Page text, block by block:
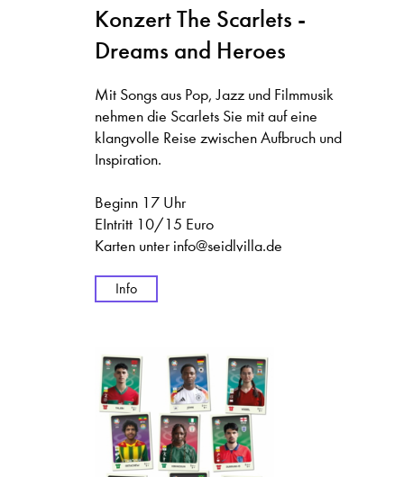
Konzert The Scarlets -
Dreams and Heroes
Mit Songs aus Pop, Jazz und Filmmusik
nehmen die Scarlets Sie mit auf eine
klangvolle Reise zwischen Aufbruch und
Inspiration.
Beginn 17 Uhr
EIntritt 10/15 Euro
Karten unter info@seidlvilla.de
Info